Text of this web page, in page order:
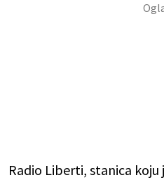
Radio Liberti, stanica